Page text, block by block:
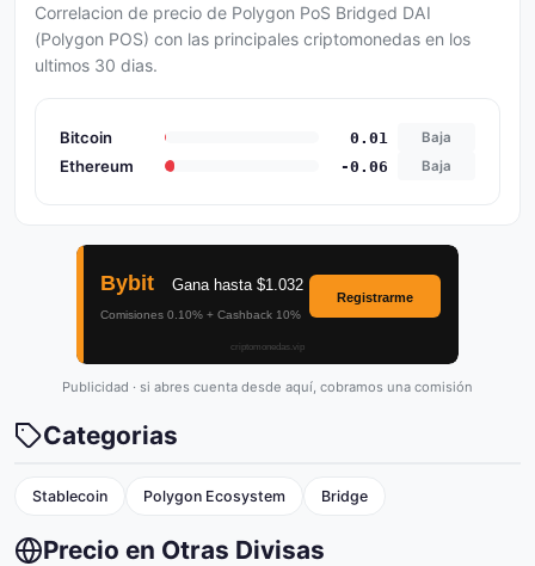
Correlacion de precio de Polygon PoS Bridged DAI
(Polygon POS) con las principales criptomonedas en los
ultimos 30 dias.
Bitcoin 0.01 Baja
Ethereum -0.06 Baja
Publicidad · si abres cuenta desde aquí, cobramos una comisión
Categorias
Stablecoin Polygon Ecosystem Bridge
Precio en Otras Divisas